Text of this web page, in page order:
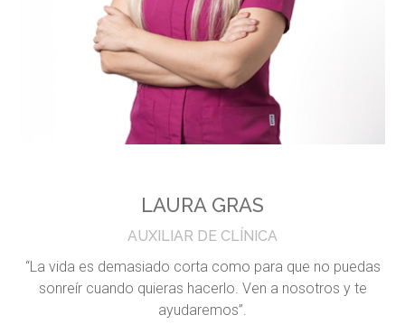
LAURA GRAS
AUXILIAR DE CLÍNICA
“La vida es demasiado corta como para que no puedas
sonreír cuando quieras hacerlo. Ven a nosotros y te
ayudaremos”.